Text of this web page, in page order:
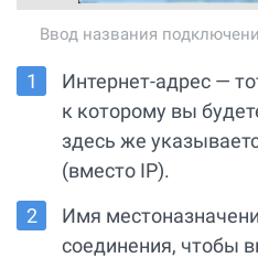
Ввод названия
Интернет-адрес —
к которому вы
здесь же
(вместо IP).
Имя
соединения, чтобы